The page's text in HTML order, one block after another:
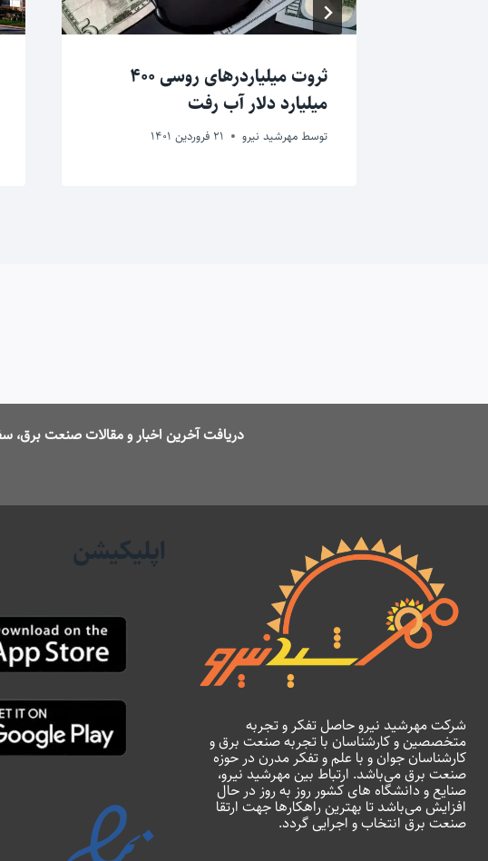
ثروت میلیاردرهای روسی ۴۰۰
میلیارد دلار آب رفت
توسط مهرشید نیرو 21 فروردین 1401
دریافت آخرین اخبار و مقالات صنعت
شرکت مهرشید نیرو حاصل تفکر و تجربه
متخصصین و کارشناسان با تجربه صنعت برق و
کارشناسان جوان و با علم و تفکر مدرن در حوزه
صنعت برق می‌باشد. ارتباط بین مهرشید نیرو،
صنایع و دانشگاه های کشور روز به روز در حال
افزایش می‌باشد تا بهترین راهکارها جهت ارتقا
صنعت برق انتخاب و اجرایی گردد.
اپلیکیشن